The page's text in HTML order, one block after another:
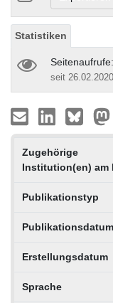
Statistiken
seit 26.02.2020
Zugehörige
Institution(en) am
Publikationstyp
Publikationsdatum
Erstellungsdatum
Sprache